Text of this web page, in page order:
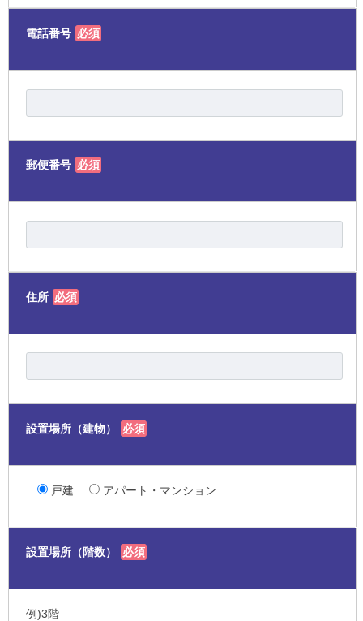
電話番号 必須
郵便番号 必須
住所 必須
設置場所（建物） 必須
戸建 アパート・マンション
設置場所（階数） 必須
例)3階